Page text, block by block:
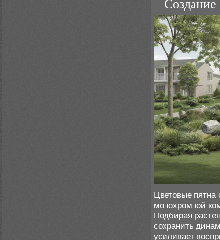
Цветовые пятна
монохромной
Подбирая
сохранить
усиливает